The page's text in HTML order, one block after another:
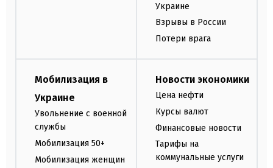
Украине
Взрывы в России
Потери врага
Мобилизация в
Украине
Увольнение с военной
службы
Мобилизация 50+
Мобилизация женщин
Новости экономики
Цена нефти
Курсы валют
Финансовые новости
Тарифы на
коммунальные услуги